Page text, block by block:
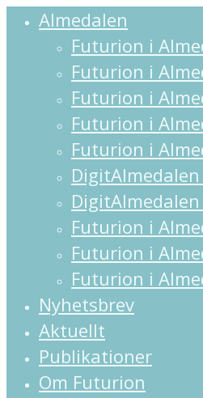
Almedalen
Futurion i
Futurion i
Futurion i
Futurion i
Futurion i
DigitAlmedalen
Futurion i
Futurion i
Futurion i
Nyhetsbrev
Aktuellt
Publikationer
Om Futurion